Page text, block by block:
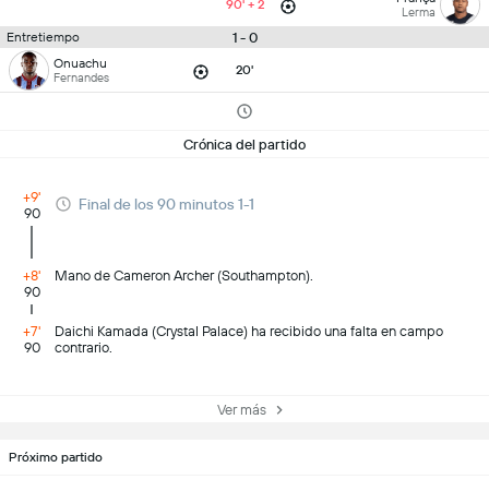
90' + 2 Lerma
Entretiempo 1 - 0
Onuachu
Fernandes 20'
Crónica del partido
+9'
90
Final de los 90 minutos 1-1
+8'
90
Mano de Cameron Archer (Southampton).
+7'
90
Daichi Kamada (Crystal Palace) ha recibido una falta en campo
contrario.
Ver más
Próximo partido